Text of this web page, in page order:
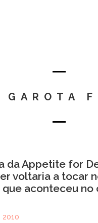
GAROTA
da Appetite for
voltaria a tocar
que aconteceu no
2010